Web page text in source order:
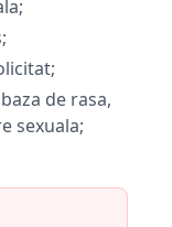
de rasa,
sexuala;